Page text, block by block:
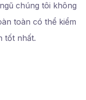
chúng tôi không
toàn có thể kiểm
tốt nhất.